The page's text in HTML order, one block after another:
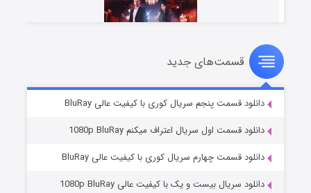
سریال زشت
قسمت۵ (زیرنویس) منتشر شد
قسمت‌های جدید
دانلود قسمت پنجم سریال کوری با کیفیت عالی BluRay
دانلود قسمت اول سریال اعتراف میکنم 1080p BluRay
دانلود قسمت چهارم سریال کوری با کیفیت عالی BluRay
دانلود سریال بیست و یک با کیفیت عالی 1080p BluRay